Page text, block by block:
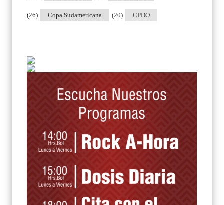
Copa Sudamericana
(26) CPDO
(20)